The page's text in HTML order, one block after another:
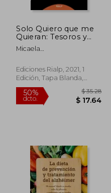
50%
Solo Quiero que me
Quieran: Tesoros y
Trampas del Sexo y el
Amor (Claves)
Micaela
Carre&Ntilde;O
Ediciones Rialp, 2021, 1
Edición, Tapa Blanda,
Nuevo